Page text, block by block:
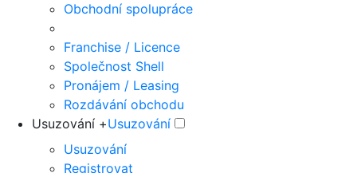
Obchodní spolupráce
Franchise / Licence
Společnost Shell
Pronájem / Leasing
Rozdávání obchodu
Usuzování +Usuzování
Usuzování
Registrovat